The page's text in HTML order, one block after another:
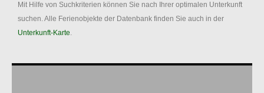
Mit Hilfe von Suchkriterien können Sie nach Ihrer optimalen Unterkunft
suchen. Alle Ferienobjekte der Datenbank finden Sie auch in der
Unterkunft-Karte.